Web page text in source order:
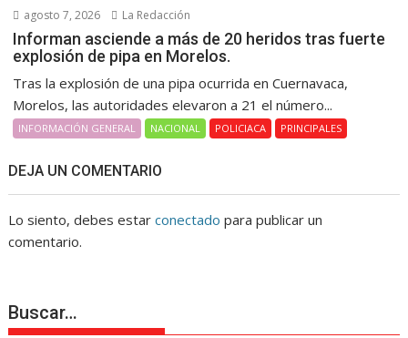
agosto 7, 2026 La Redacción
Informan asciende a más de 20 heridos tras fuerte
explosión de pipa en Morelos.
Tras la explosión de una pipa ocurrida en Cuernavaca,
Morelos, las autoridades elevaron a 21 el número...
INFORMACIÓN GENERAL NACIONAL POLICIACA PRINCIPALES
DEJA UN COMENTARIO
Lo siento, debes estarconectado para publicar un
comentario.
Buscar…